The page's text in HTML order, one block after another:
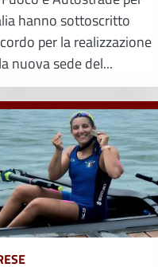
hanno sottoscritto
per la realizzazione
nuova sede del...